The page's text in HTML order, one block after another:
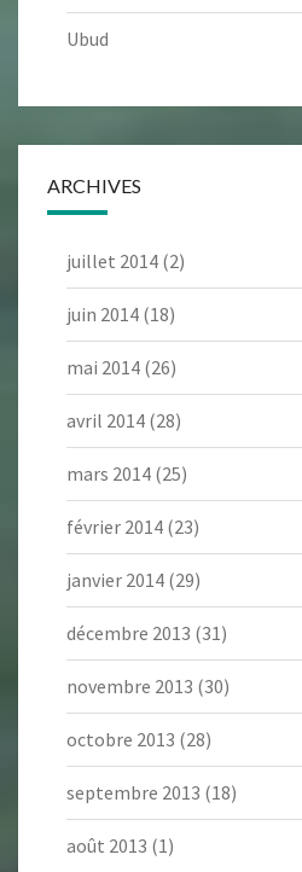
Ubud
ARCHIVES
juillet 2014 (2)
juin 2014 (18)
mai 2014 (26)
avril 2014 (28)
mars 2014 (25)
février 2014 (23)
janvier 2014 (29)
décembre 2013 (31)
novembre 2013 (30)
octobre 2013 (28)
septembre 2013 (18)
août 2013 (1)